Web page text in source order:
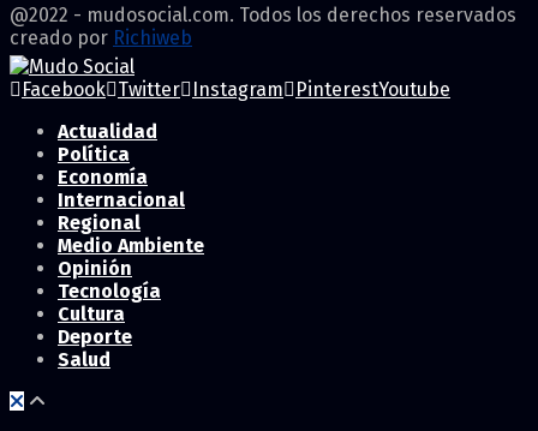
@2022 - mudosocial.com. Todos los derechos reservados
creado por Richiweb
Facebook Twitter Instagram PinterestYoutube
Actualidad
Política
Economía
Internacional
Regional
Medio Ambiente
Opinión
Tecnología
Cultura
Deporte
Salud